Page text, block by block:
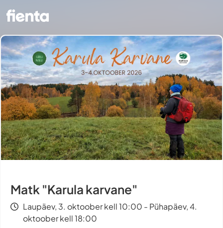
Matk "Karula karvane"
Laupäev, 3. oktoober kell 10:00 - Pühapäev, 4.
oktoober kell 18:00